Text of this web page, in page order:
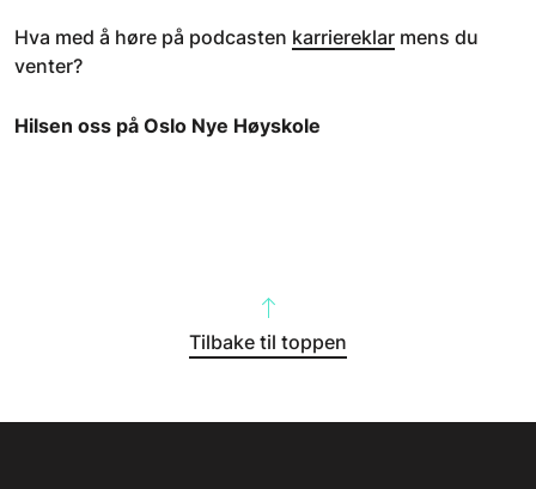
Hva med å høre på podcasten karriereklar mens du
venter?
Hilsen oss på Oslo Nye Høyskole
Tilbake til toppen